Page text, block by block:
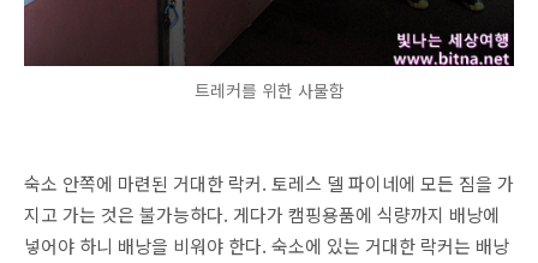
트레커를 위한 사물함
숙소 안쪽에 마련된 거대한 락커. 토레스 델 파이네에 모든 짐을 가
지고 가는 것은 불가능하다. 게다가 캠핑용품에 식량까지 배낭에
넣어야 하니 배낭을 비워야 한다. 숙소에 있는 거대한 락커는 배낭